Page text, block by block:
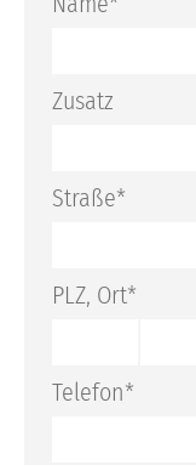
Katalogbestellung
Rückrufservice
Zusatz
Straße*
PLZ, Ort*
Telefon*